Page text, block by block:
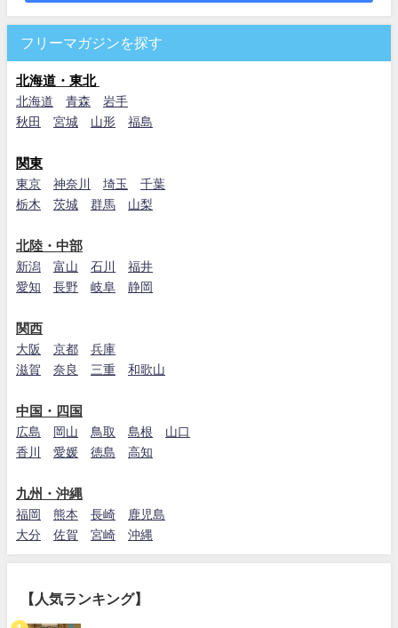
フリーマガジンを探す
北海道・東北
北海道 青森
岩手
秋田
宮城 山形 福島
関東
東京 神奈川 埼玉
千葉
栃木
茨城 群馬 山梨
北陸・中部
新潟 富山 石川
福井
愛知
長野 岐阜 静岡
関西
大阪 京都
兵庫
滋賀
奈良 三重 和歌山
中国・四国
広島 岡山 鳥取 島根
山口
香川
愛媛 徳島 高知
九州・沖縄
福岡 熊本 長崎
鹿児島
大分
佐賀 宮崎 沖縄
【人気ランキング】